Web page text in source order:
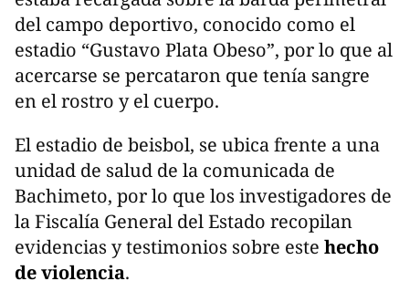
del campo deportivo, conocido como el
estadio “Gustavo Plata Obeso”, por lo que al
acercarse se percataron que tenía sangre
en el rostro y el cuerpo.
El estadio de beisbol, se ubica frente a una
unidad de salud de la comunicada de
Bachimeto, por lo que los investigadores de
la Fiscalía General del Estado recopilan
evidencias y testimonios sobre este hecho
de violencia.